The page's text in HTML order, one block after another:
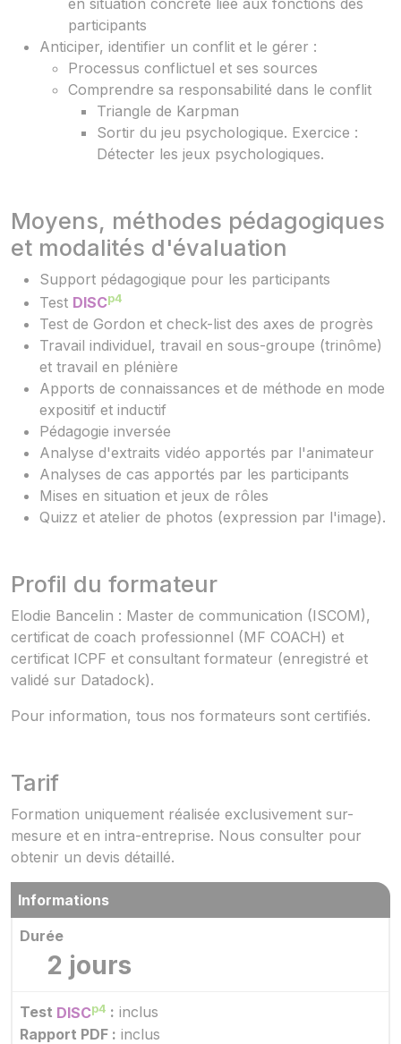
en situation concrète liée aux fonctions des
participants
Anticiper, identifier un conflit et le gérer :
Processus conflictuel et ses sources
Comprendre sa responsabilité dans le conflit
Triangle de Karpman
Sortir du jeu psychologique. Exercice :
Détecter les jeux psychologiques.
Moyens, méthodes pédagogiques
et modalités d'évaluation
Support pédagogique pour les participants
Test DISCp4
Test de Gordon et check-list des axes de progrès
Travail individuel, travail en sous-groupe (trinôme)
et travail en plénière
Apports de connaissances et de méthode en mode
expositif et inductif
Pédagogie inversée
Analyse d'extraits vidéo apportés par l'animateur
Analyses de cas apportés par les participants
Mises en situation et jeux de rôles
Quizz et atelier de photos (expression par l'image).
Profil du formateur
Elodie Bancelin : Master de communication (ISCOM),
certificat de coach professionnel (MF COACH) et
certificat ICPF et consultant formateur (enregistré et
validé sur Datadock).
Pour information, tous nos formateurs sont certifiés.
Tarif
Formation uniquement réalisée exclusivement sur-
mesure et en intra-entreprise. Nous consulter pour
obtenir un devis détaillé.
Informations
Durée
2 jours
Test DISCp4 : inclus
Rapport PDF : inclus